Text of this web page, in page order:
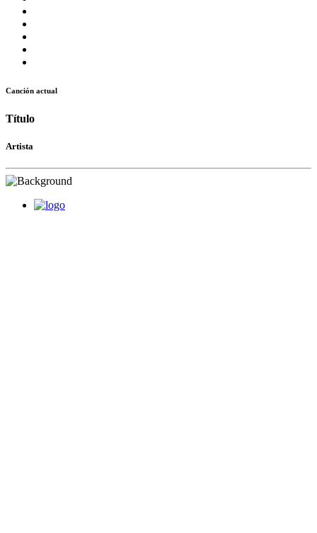
Canción actual
Título
Artista